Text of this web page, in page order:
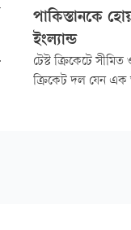
পাকিস্তানকে
ইংল্যান্ড
টেস্ট ক্রিকেটে সীমিত
ক্রিকেট দল যেন এক